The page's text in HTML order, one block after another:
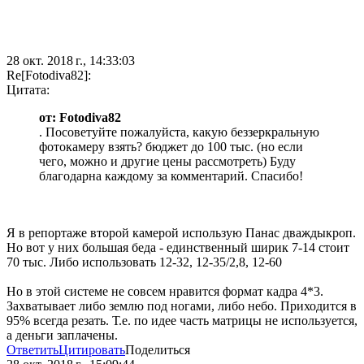
28 окт. 2018 г., 14:33:03
Re[Fotodiva82]:
Цитата:
от: Fotodiva82
. Посоветуйте пожалуйста, какую беззеркральную
фотокамеру взять? бюджет до 100 тыс. (но если
чего, можно и другие цены рассмотреть) Буду
благодарна каждому за комментарий. Спасибо!
Я в репортаже второй камерой использую Панас дваждыкроп.
Но вот у них большая беда - единственный ширик 7-14 стоит
70 тыс. Либо использовать 12-32, 12-35/2,8, 12-60
Но в этой системе не совсем нравится формат кадра 4*3.
Захватывает либо землю под ногами, либо небо. Приходится в
95% всегда резать. Т.е. по идее часть матрицы не используется,
а деньги заплачены.
ОтветитьЦитироватьПоделиться